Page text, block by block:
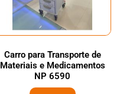
Carro para Transporte de
Materiais e Medicamentos
NP 6590